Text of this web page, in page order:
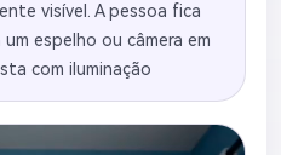
visível. A pessoa fica
espelho ou câmera em
com iluminação
levanta lentamente a
e começa a raspar